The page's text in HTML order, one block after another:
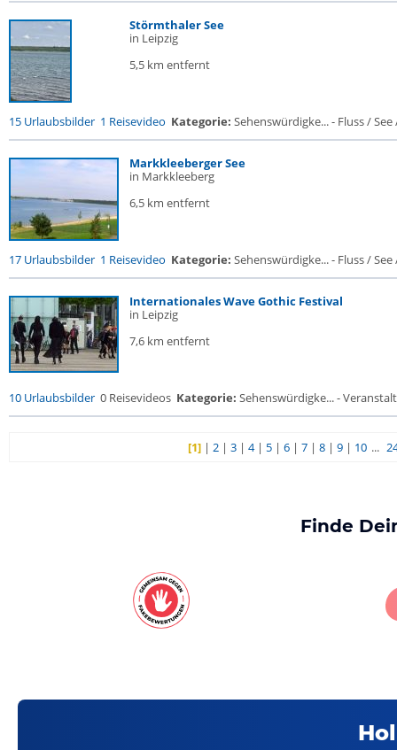
Störmthaler See
in Leipzig
5,5 km entfernt
15 Urlaubsbilder 1 Reisevideo Kategorie: Sehenswürdigke... - Fluss / See
Markkleeberger See
in Markkleeberg
6,5 km entfernt
17 Urlaubsbilder 1 Reisevideo Kategorie: Sehenswürdigke... - Fluss / See
Internationales Wave Gothic Festival
in Leipzig
7,6 km entfernt
10 Urlaubsbilder 0 Reisevideos Kategorie: Sehenswürdigke... -
[1]| 2| 3| 4| 5| 6| 7| 8| 9| 10 ...
Finde